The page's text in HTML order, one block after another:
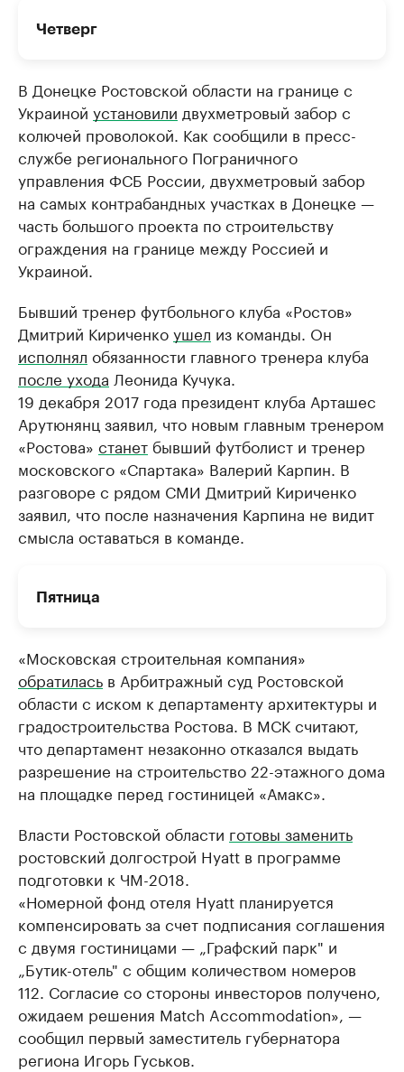
Четверг
В Донецке Ростовской области на границе с
Украиной установили двухметровый забор с
колючей проволокой. Как сообщили в пресс-
службе регионального Пограничного
управления ФСБ России, двухметровый забор
на самых контрабандных участках в Донецке —
часть большого проекта по строительству
ограждения на границе между Россией и
Украиной.
Бывший тренер футбольного клуба «Ростов»
Дмитрий Кириченкоушел из команды. Он
исполнял обязанности главного тренера клуба
после ухода Леонида Кучука.
19 декабря 2017 года президент клуба Арташес
Арутюнянц заявил, что новым главным тренером
«Ростова» станет бывший футболист и тренер
московского «Спартака» Валерий Карпин. В
разговоре с рядом СМИ Дмитрий Кириченко
заявил, что после назначения Карпина не видит
смысла оставаться в команде.
Пятница
«Московская строительная компания»
обратилась в Арбитражный суд Ростовской
области с иском к департаменту архитектуры и
градостроительства Ростова. В МСК считают,
что департамент незаконно отказался выдать
разрешение на строительство 22-этажного дома
на площадке перед гостиницей «Амакс».
Власти Ростовской области готовы заменить
ростовский долгострой Hyatt в программе
подготовки к ЧМ-2018.
«Номерной фонд отеля Hyatt планируется
компенсировать за счет подписания соглашения
с двумя гостиницами — „Графский парк" и
„Бутик-отель" с общим количеством номеров
112. Согласие со стороны инвесторов получено,
ожидаем решения Match Accommodation», —
сообщил первый заместитель губернатора
региона Игорь Гуськов.